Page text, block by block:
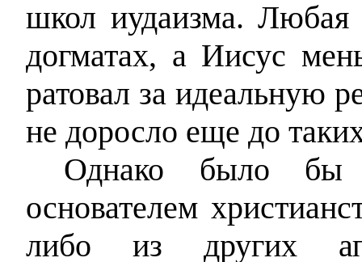
школ иудаизма. Любая
догматах, а Иисус
ратовал за идеальную
не доросло еще до
Однако было бы
основателем
либо из других